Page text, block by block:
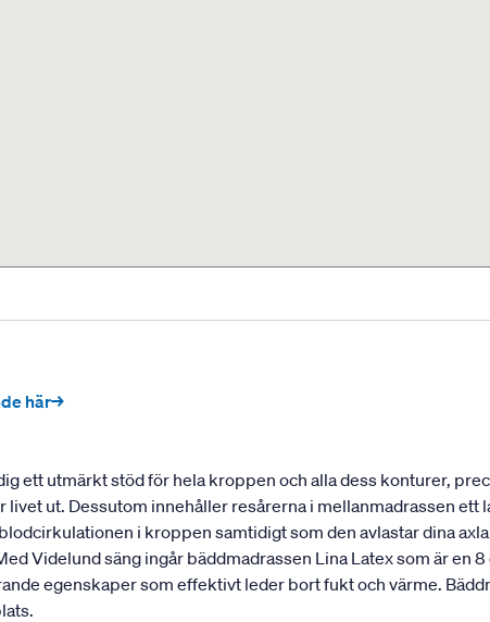
här→
ett utmärkt stöd för hela kroppen och alla dess konturer,
ut. Dessutom innehåller resårerna i mellanmadrassen ett
i kroppen samtidigt som den avlastar dina
Videlund säng ingår bäddmadrassen Lina Latex som är en
egenskaper som effektivt leder bort fukt och värme.